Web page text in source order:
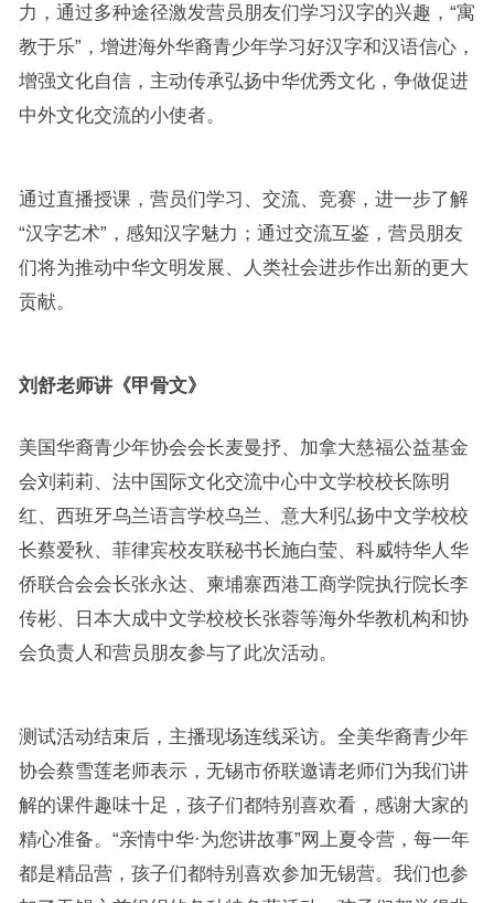
力，通过多种途径激发营员朋友们学习汉字的兴趣，“寓
教于乐”，增进海外华裔青少年学习好汉字和汉语信心，
增强文化自信，主动传承弘扬中华优秀文化，争做促进
中外文化交流的小使者。
通过直播授课，营员们学习、交流、竞赛，进一步了解
“汉字艺术”，感知汉字魅力；通过交流互鉴，营员朋友
们将为推动中华文明发展、人类社会进步作出新的更大
贡献。
刘舒老师讲《甲骨文》
美国华裔青少年协会会长麦曼抒、加拿大慈福公益基金
会刘莉莉、法中国际文化交流中心中文学校校长陈明
红、西班牙乌兰语言学校乌兰、意大利弘扬中文学校校
长蔡爱秋、菲律宾校友联秘书长施白莹、科威特华人华
侨联合会会长张永达、柬埔寨西港工商学院执行院长李
传彬、日本大成中文学校校长张蓉等海外华教机构和协
会负责人和营员朋友参与了此次活动。
测试活动结束后，主播现场连线采访。全美华裔青少年
协会蔡雪莲老师表示，无锡市侨联邀请老师们为我们讲
解的课件趣味十足，孩子们都特别喜欢看，感谢大家的
精心准备。“亲情中华·为您讲故事”网上夏令营，每一年
都是精品营，孩子们都特别喜欢参加无锡营。我们也参